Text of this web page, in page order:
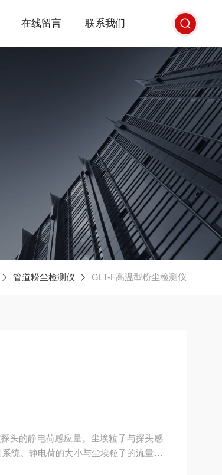
在线留言 联系我们
管道粉尘检测仪 GLT-F高温型粉尘检测仪
头的静电荷感应量。尘埃粒子与探头感
统。静电荷的大小与尘埃粒子的流量成